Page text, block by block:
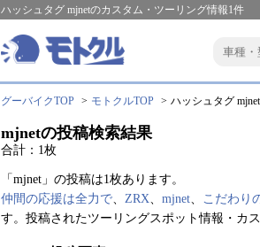
ハッシュタグ mjnetのカスタム・ツーリング情報1件
グーバイクTOP モトクルTOP ハッシュタグ
mjnetの投稿検索結果
合計：1枚
「mjnet」の投稿は1枚あります。
仲間の応援は全力で、 ZRX、 mjnet、 こだわり
す。投稿されたツーリングスポット情報・カ